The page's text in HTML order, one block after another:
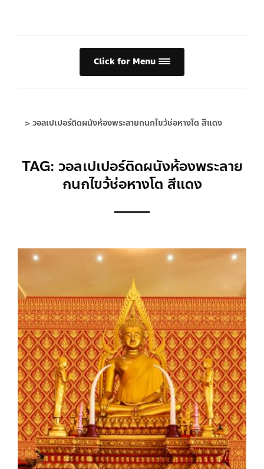
Click for Menu
>วอลเปเปอร์ติดผนังห้องพระลายกนกไขว้ช่อหางโต สีแดง
TAG: วอลเปเปอร์ติดผนังห้องพระลาย
กนกไขว้ช่อหางโต สีแดง